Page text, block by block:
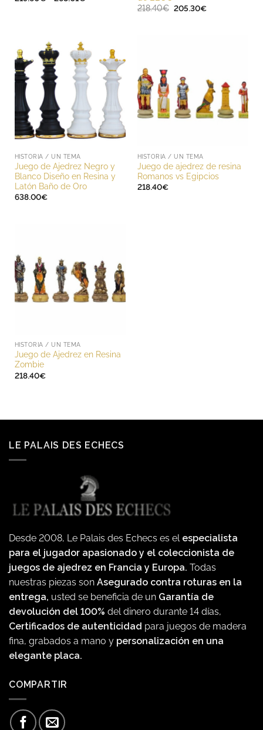
218.40€ El
205.30€El
HISTORIA / UN TEMA
Juego de Ajedrez Negro y
Blanco Diseño en Resina y
Latón Baño de Oro
638.00€
HISTORIA / UN TEMA
Juego de ajedrez de resina
Romanos vs Egipcios
218.40€
HISTORIA / UN TEMA
Juego de Ajedrez en Resina
Zombie
218.40€
LE PALAIS DES ECHECS
Desde 2008, Le Palais des Echecs es el especialista
para el jugador apasionado y el coleccionista de
juegos de ajedrez en Francia y Europa. Todas
nuestras piezas son Asegurado contra roturas en la
entrega, usted se beneficia de un Garantía de
devolución del 100% del dinero durante 14 días,
Certificados de autenticidad para juegos de madera
fina, grabados a mano y personalización en una
elegante placa.
COMPARTIR